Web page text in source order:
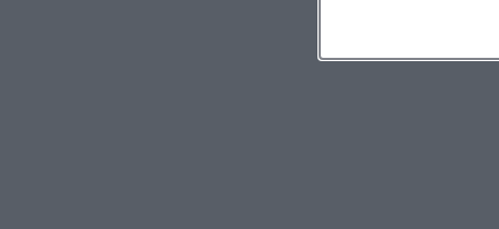
Straße nicht
sinnvoll